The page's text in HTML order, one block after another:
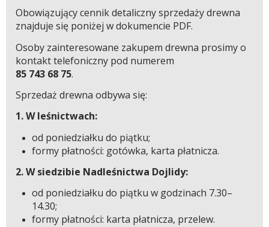
Obowiązujący cennik detaliczny sprzedaży drewna
znajduje się poniżej w dokumencie PDF.
Osoby zainteresowane zakupem drewna prosimy o
kontakt telefoniczny pod numerem
85 743 68 75.
Sprzedaż drewna odbywa się:
1. W leśnictwach:
od poniedziałku do piątku;
formy płatności: gotówka, karta płatnicza.
2. W siedzibie Nadleśnictwa Dojlidy:
od poniedziałku do piątku w godzinach 7.30–
14.30;
formy płatności: karta płatnicza, przelew.